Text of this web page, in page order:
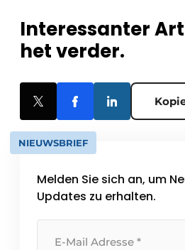
Interessanter
het verder.
NIEUWSBRIEF
Melden Sie sich an, um
Updates zu erhalten.